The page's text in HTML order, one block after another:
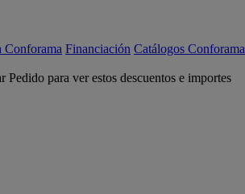
Conforama Financiación Catálogos Conforama
para ver estos descuentos e importes